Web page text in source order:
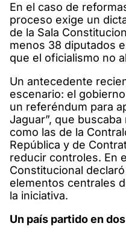
En el caso de
proceso exige un
de la Sala
menos 38 diputados
que el oficialismo no
Un antecedente
escenario: el
un referéndum para
Jaguar”, que
como las de la
República y de
reducir controles. En
Constitucional
elementos centrales
la iniciativa.
Un país partido en dos